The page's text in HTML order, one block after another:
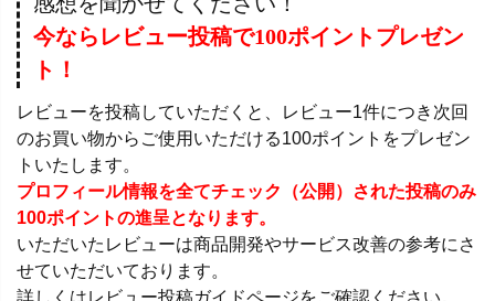
今ならレビュー投稿で100ポイントプレゼン
ト！
レビューを投稿していただくと、レビュー1件につき次回
のお買い物からご使用いただける100ポイントをプレゼン
トいたします。
プロフィール情報を全てチェック（公開）された投稿のみ
100ポイントの進呈となります。
いただいたレビューは商品開発やサービス改善の参考にさ
せていただいております。